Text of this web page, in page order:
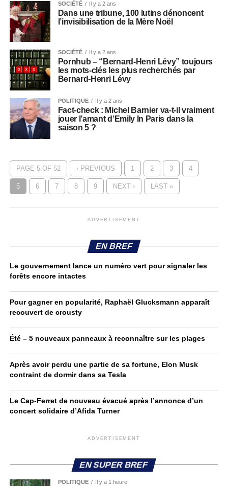
SOCIÉTÉ Il y a 2 ans
Dans une tribune, 100 lutins dénoncent
l’invisibilisation de la Mère Noël
SOCIÉTÉ Il y a 2 ans
Pornhub – “Bernard-Henri Lévy” toujours
les mots-clés les plus recherchés par
Bernard-Henri Lévy
POLITIQUE Il y a 2 ans
Fact-check : Michel Barnier va-t-il vraiment
jouer l’amant d’Emily In Paris dans la
saison 5 ?
PAGE 5 OF 52 ‹ PREVIOUS 1 2 3 4
5 6 7 8 9 NEXT › LAST »
ADVERTISEMENT
EN BREF
Le gouvernement lance un numéro vert pour signaler les
forêts encore intactes
Pour gagner en popularité, Raphaël Glucksmann apparaît
recouvert de crousty
Été – 5 nouveaux panneaux à reconnaître sur les plages
Après avoir perdu une partie de sa fortune, Elon Musk
contraint de dormir dans sa Tesla
Le Cap-Ferret de nouveau évacué après l’annonce d’un
concert solidaire d’Afida Turner
ADVERTISEMENT
EN SUPER BREF
POLITIQUE Il y a 1 heure